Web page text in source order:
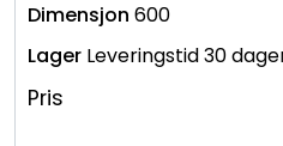
600
Leveringstid 30
Pris